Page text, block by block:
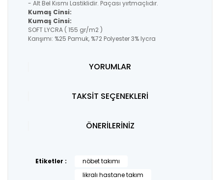
- Alt Bel Kısmı Lastiklidir. Paçası yırtmaçlıdır.
Kumaş Cinsi:
Kumaş Cinsi:
SOFT LYCRA ( 155 gr/m2 )
Karışımı: %25 Pamuk, %72 Polyester 3% lycra
YORUMLAR
TAKSİT SEÇENEKLERİ
ÖNERİLERİNİZ
Etiketler :
nöbet takımı
likralı hastane takım